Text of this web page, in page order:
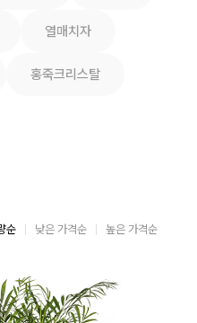
열매치자
홍죽크리스탈
순 낮은 가격순 높은 가격순